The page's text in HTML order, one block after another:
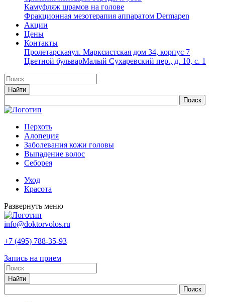
Камуфляж шрамов на голове
Фракционная мезотерапия аппаратом Dermapen
Акции
Цены
Контакты
Пролетарскаяул. Марксистская дом 34, корпус 7
Цветной бульварМалый Сухаревский пер., д. 10, с. 1
Перхоть
Алопеция
Заболевания кожи головы
Выпадение волос
Cеборея
Уход
Красота
Развернуть меню
info@doktorvolos.ru
+7 (495) 788-35-93
Запись на прием